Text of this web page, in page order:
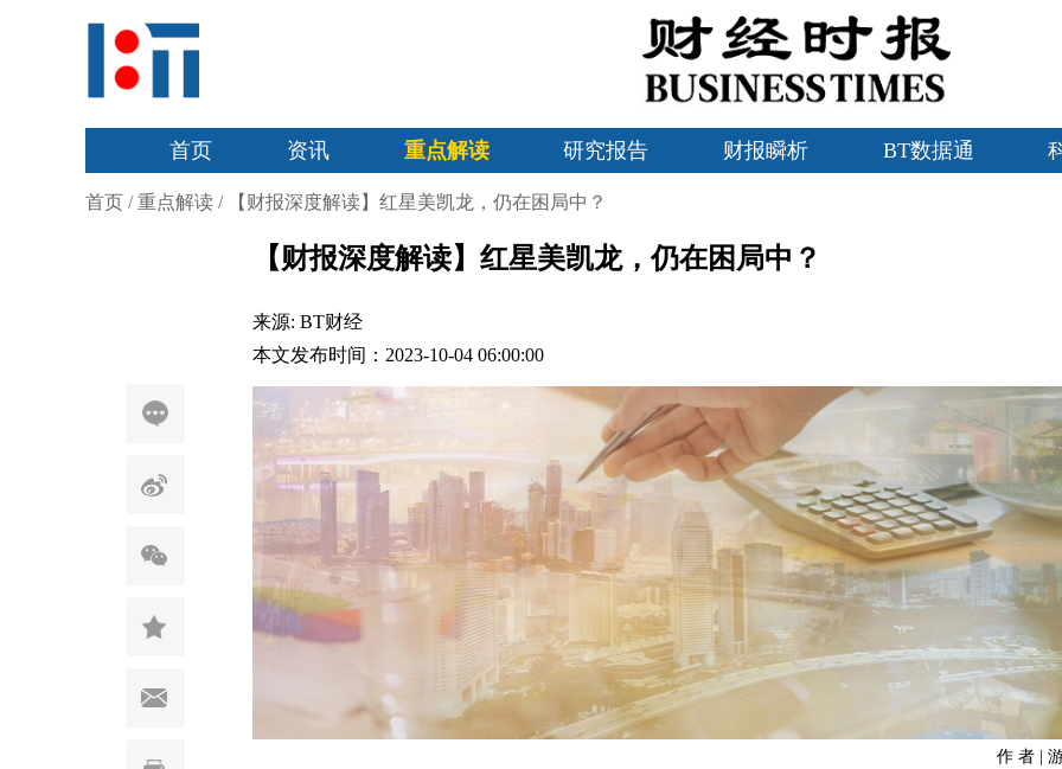
首页 资讯 重点解读 研究报告 财报瞬析 BT数据通
首页 /重点解读 / 【财报深度解读】红星美凯龙，仍在困局中？
【财报深度解读】红星美凯龙，仍在困局中？
来源: BT财经
本文发布时间：2023-10-04 06:00:00
作 者 |